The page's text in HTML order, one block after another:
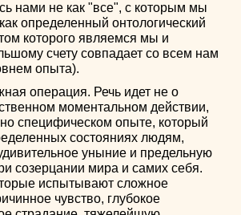
нами не как "все", с которым мы
определенный онтологический
которого являемся мы и
счету совпадает со всем нам
опыта).
операция. Речь идет не о
моментальном действии,
специфическом опыте, который
состояниях людям,
уныние и предельную
созерцании мира и самих себя.
испытывают сложное
чувство, глубокое